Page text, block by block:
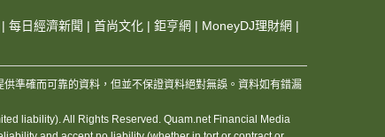
| 每日經濟新聞 | 首尚文化 | 鉅亨網 | MoneyDJ理財網 |
準確而可靠的資料，但並不保證資料絕對無誤。資料如有錯漏
liability). All Rights Reserved. Quam.net Financial Media